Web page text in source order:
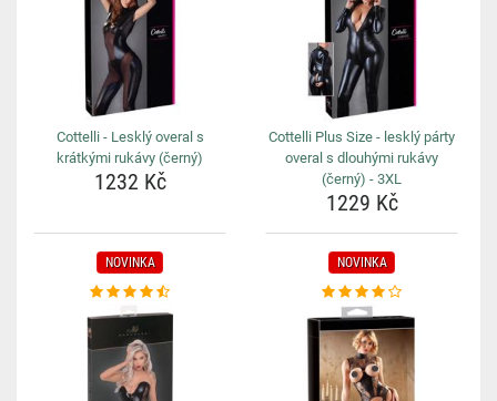
Cottelli - Lesklý overal s
krátkými rukávy (černý)
1232 Kč
Cottelli Plus Size - lesklý párty
overal s dlouhými rukávy
(černý) - 3XL
1229 Kč
NOVINKA NOVINKA